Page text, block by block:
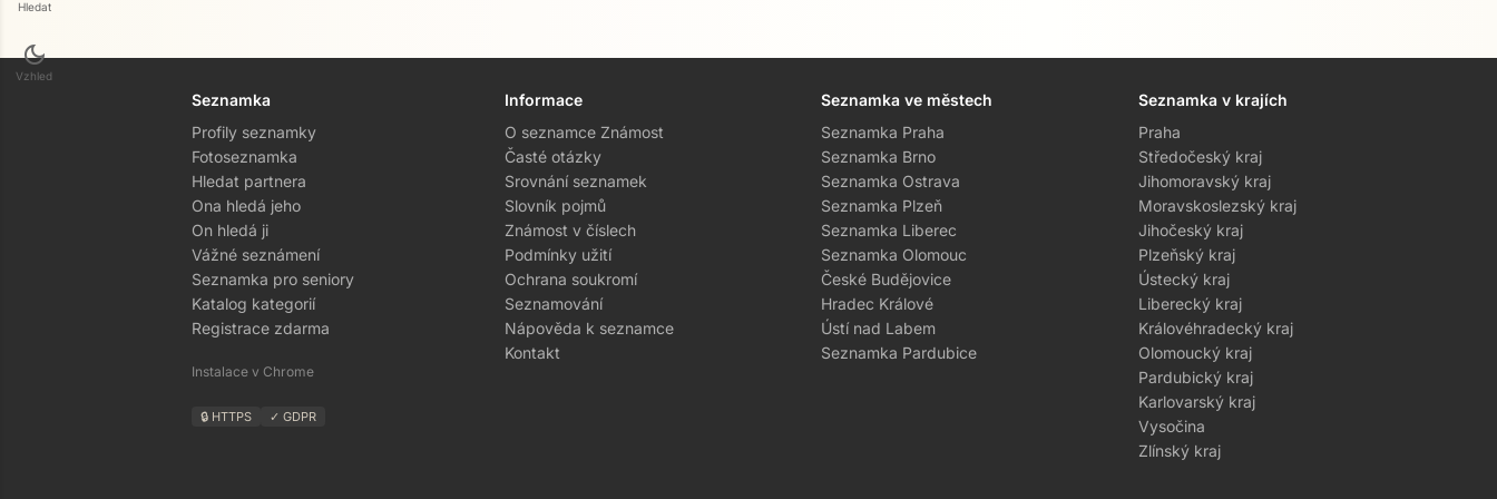
Přejít na hlavní obsah
Hledat
dark_mode
Vzhled
Seznamka
Profily seznamky
Fotoseznamka
Hledat partnera
Ona hledá jeho
On hledá ji
Vážné seznámení
Seznamka pro seniory
Katalog kategorií
Registrace zdarma
Instalace v Chrome
🔒 HTTPS ✓ GDPR
Informace
O seznamce Známost
Časté otázky
Srovnání seznamek
Slovník pojmů
Známost v číslech
Podmínky užití
Ochrana soukromí
Seznamování
Nápověda k seznamce
Kontakt
Seznamka ve městech
Seznamka Praha
Seznamka Brno
Seznamka Ostrava
Seznamka Plzeň
Seznamka Liberec
Seznamka Olomouc
České Budějovice
Hradec Králové
Ústí nad Labem
Seznamka Pardubice
Seznamka v krajích
Praha
Středočeský kraj
Jihomoravský kraj
Moravskoslezský kraj
Jihočeský kraj
Plzeňský kraj
Ústecký kraj
Liberecký kraj
Královéhradecký kraj
Olomoucký kraj
Pardubický kraj
Karlovarský kraj
Vysočina
Zlínský kraj